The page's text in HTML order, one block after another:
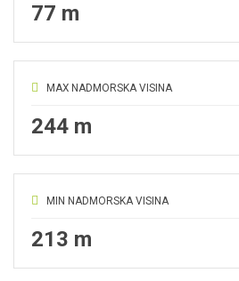
77 m
MAX NADMORSKA VISINA
244 m
MIN NADMORSKA VISINA
213 m